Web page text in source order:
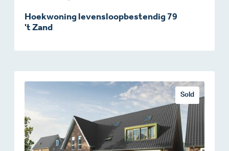
Hoekwoning levensloopbestendig 79
't Zand
Sold